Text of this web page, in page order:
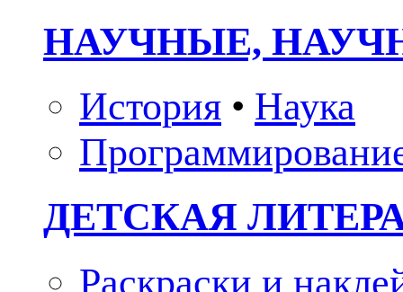
НАУЧНЫЕ,
История • Наука
ДЕТСКАЯ
Раскраски и